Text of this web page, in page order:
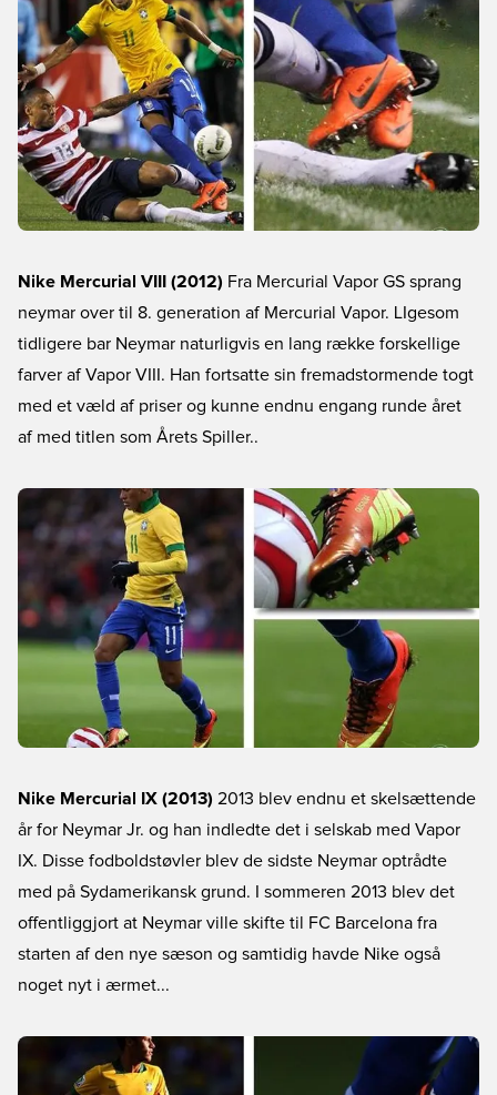
Nike Mercurial VIII (2012) Fra Mercurial Vapor GS sprang
neymar over til 8. generation af Mercurial Vapor. LIgesom
tidligere bar Neymar naturligvis en lang række forskellige
farver af Vapor VIII. Han fortsatte sin fremadstormende togt
med et væld af priser og kunne endnu engang runde året
af med titlen som Årets Spiller..
Nike Mercurial IX (2013) 2013 blev endnu et skelsættende
år for Neymar Jr. og han indledte det i selskab med Vapor
IX. Disse fodboldstøvler blev de sidste Neymar optrådte
med på Sydamerikansk grund. I sommeren 2013 blev det
offentliggjort at Neymar ville skifte til FC Barcelona fra
starten af den nye sæson og samtidig havde Nike også
noget nyt i ærmet...